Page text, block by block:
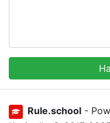
Rule.school -